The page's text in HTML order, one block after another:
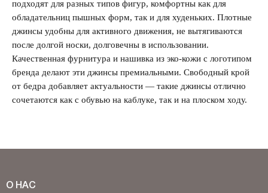
подходят для разных типов фигур, комфортны как для
обладательниц пышных форм, так и для худеньких. Плотные
джинсы удобны для активного движения, не вытягиваются
после долгой носки, долговечны в использовании.
Качественная фурнитура и нашивка из эко-кожи с логотипом
бренда делают эти джинсы премиальными. Свободный крой
от бедра добавляет актуальности — такие джинсы отлично
сочетаются как с обувью на каблуке, так и на плоском ходу.
О НАС